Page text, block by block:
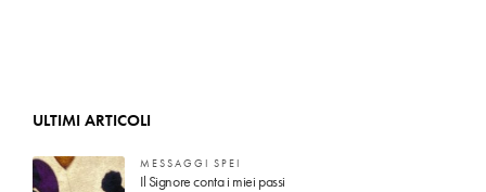
ULTIMI ARTICOLI
MESSAGGI SPEI
Il Signore conta i miei passi